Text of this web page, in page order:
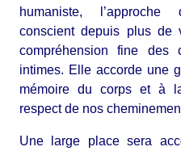
humaniste,
conscient depuis plus de
compréhension fine des
intimes. Elle accorde une
mémoire du corps et à
respect de nos
Une large place sera